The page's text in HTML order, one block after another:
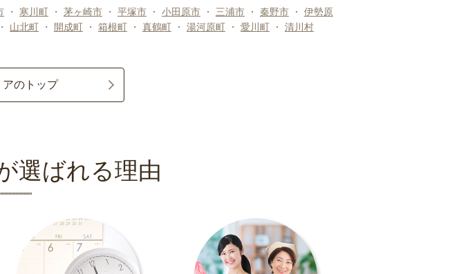
・ 寒川町 ・ 茅ヶ崎市 ・ 平塚市 ・ 小田原市 ・ 三浦市 ・ 秦野市 ・ 伊勢原
・ 山北町 ・ 開成町 ・ 箱根町 ・ 真鶴町 ・ 湯河原町 ・ 愛川町 ・ 清川村
のトップ
選ばれる理由